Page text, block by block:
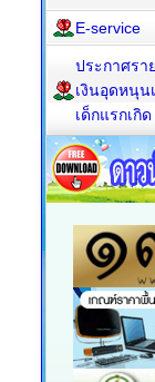
E-service
ประกาศรา
เงินอุดหนุน
เด็กแรกเกิด